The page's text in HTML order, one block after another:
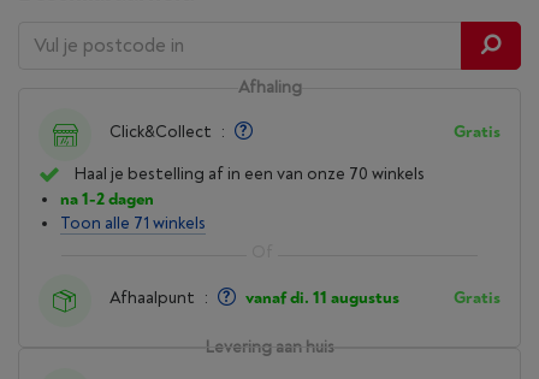
Levering aan huis
Afhaling
Click&Collect : Gratis
Haal je bestelling af in een van onze 70 winkels
na 1-2 dagen
Toon alle 71 winkels
Afhaalpunt : vanaf di. 11 augustus Gratis